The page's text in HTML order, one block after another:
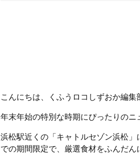
こんにちは、くふうロコしずおか編集
年末年始の特別な時期にぴったりのニ
浜松駅近くの「キャトルセゾン浜松
での期間限定で、厳選食材をふんだ